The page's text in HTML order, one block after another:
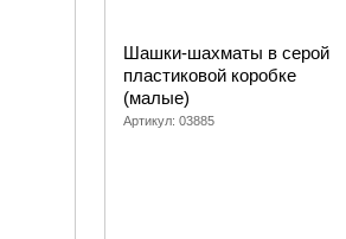
Шашки-шахматы в серой
пластиковой коробке
(малые)
Артикул: 03885